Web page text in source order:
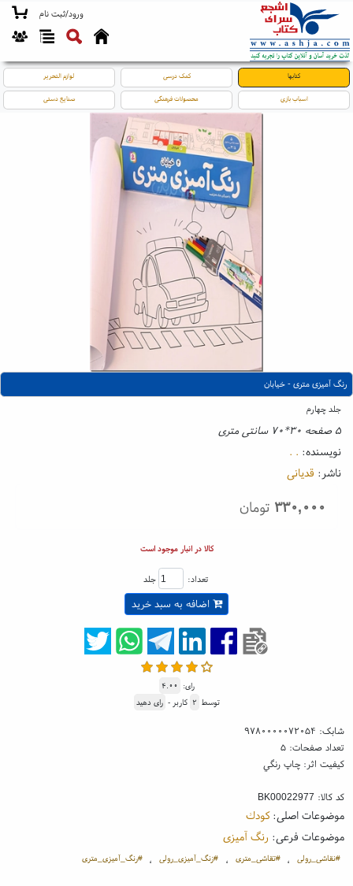
ورود/ثبت نام
کتابها کمک درسی لوازم التحریر
اسباب بازی محصولات فرهنگی صنایع دستی
رنگ آمیزی متری - خیابان
جلد چهارم
۵ صفحه ۳۰*۷۰ سانتی متری
نویسنده: . .
ناشر: قدیانی
۳۳۰,۰۰۰ تومان
کالا در انبار موجود است
تعداد: جلد
اضافه به سبد خرید
رای: ۴.۰۰
توسط ۲ کاربر - رای دهید
شابک: ۹۷۸۰۰۰۰۰۷۲۰۵۴
تعداد صفحات: ۵
کیفیت اثر: چاپ رنگي
کد کالا: BK00022977
موضوعات اصلی:كودك
موضوعات فرعی: رنگ آمیزی
#نقاشی_رولی ، #تقاشی_متری ، #زنگ_آمیزی_رولی ، #رنگ_آمیزی_متری